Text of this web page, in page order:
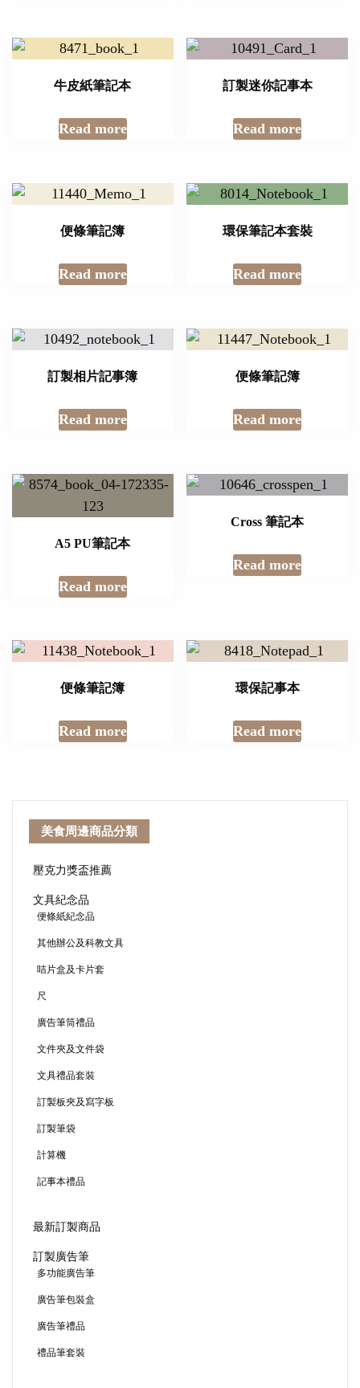
牛皮紙筆記本
Read more
訂製迷你記事本
Read more
便條筆記簿
Read more
環保筆記本套裝
Read more
訂製相片記事簿
Read more
便條筆記簿
Read more
A5 PU筆記本
Read more
Cross 筆記本
Read more
便條筆記簿
Read more
環保記事本
Read more
美食周邊商品分類
壓克力獎盃推薦
文具紀念品
便條紙紀念品
其他辦公及科教文具
咭片盒及卡片套
尺
廣告筆筒禮品
文件夾及文件袋
文具禮品套裝
訂製板夾及寫字板
訂製筆袋
計算機
記事本禮品
最新訂製商品
訂製廣告筆
多功能廣告筆
廣告筆包裝盒
廣告筆禮品
禮品筆套裝